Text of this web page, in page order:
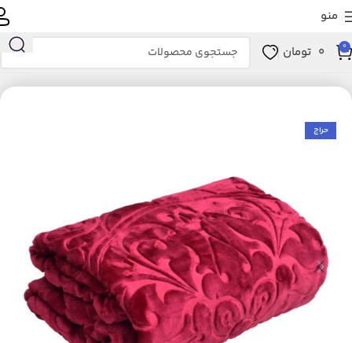
منو
0
0 تومان
خانه خانه و آشپزخانه خواب پتو
حراج